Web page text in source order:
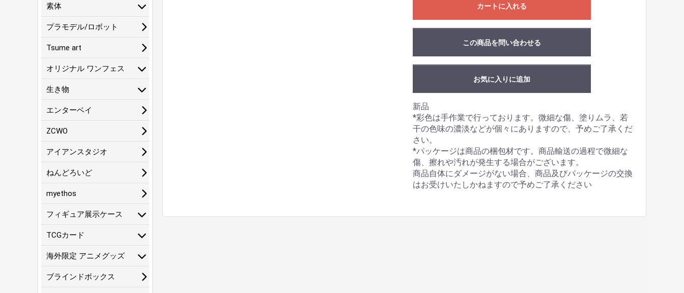
素体
プラモデル/ロボット
Tsume art
オリジナル ワンフェス
生き物
エンターベイ
ZCWO
アイアンスタジオ
ねんどろいど
myethos
フィギュア展示ケース
TCGカード
海外限定 アニメグッズ
ブラインドボックス
カートに入れる
この商品を問い合わせる
お気に入りに追加
新品
*彩色は手作業で行っております。微細な傷、塗りムラ、若
干の色味の濃淡などが個々にありますので、予めご了承くだ
さい。
*パッケージは商品の梱包材です。商品輸送の過程で微細な
傷、擦れや汚れが発生する場合がございます。
商品自体にダメージがない場合、商品及びパッケージの交換
はお受けいたしかねますので予めご了承ください